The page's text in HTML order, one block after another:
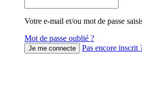
Votre e-mail et/ou mot de passe
Mot de passe oublié ?
Pas encore inscrit